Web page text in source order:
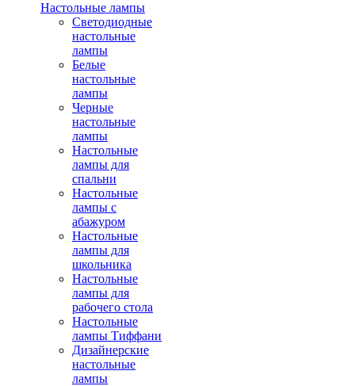
Настольные лампы
Светодиодные
настольные
лампы
Белые
настольные
лампы
Черные
настольные
лампы
Настольные
лампы для
спальни
Настольные
лампы с
абажуром
Настольные
лампы для
школьника
Настольные
лампы для
рабочего стола
Настольные
лампы Тиффани
Дизайнерские
настольные
лампы